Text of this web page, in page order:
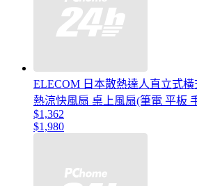
ELECOM 日本散熱達人直立式
熱涼快風扇 桌上風扇(筆電 平板
$1,362
$1,980